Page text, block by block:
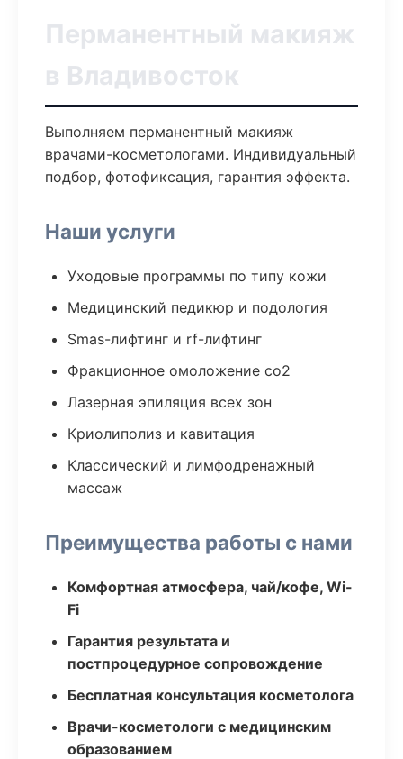
Перманентный макияж
в Владивосток
Выполняем перманентный макияж
врачами-косметологами. Индивидуальный
подбор, фотофиксация, гарантия эффекта.
Наши услуги
Уходовые программы по типу кожи
Медицинский педикюр и подология
Smas-лифтинг и rf-лифтинг
Фракционное омоложение co2
Лазерная эпиляция всех зон
Криолиполиз и кавитация
Классический и лимфодренажный
массаж
Преимущества работы с нами
Комфортная атмосфера, чай/кофе, Wi-
Fi
Гарантия результата и
постпроцедурное сопровождение
Бесплатная консультация косметолога
Врачи-косметологи с медицинским
образованием